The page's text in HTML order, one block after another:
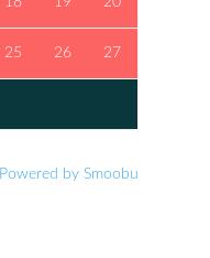
25 26 27
Powered by Smoobu